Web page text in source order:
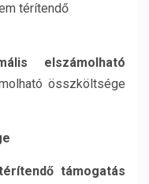
térítendő
elszámolható
összköltsége
támogatás